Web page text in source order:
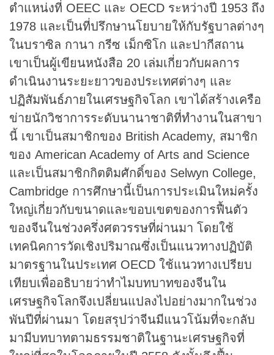
ตำแหน่งที่ OEEC และ OECD ระหว่างปี 1953 ถึง
1978 และเป็นที่ปรึกษานโยบายให้กับรัฐบาลต่างๆ
ในบราซิล กานา กรีซ เม็กซิโก และปากีสถาน
เขาเป็นผู้เขียนหนังสือ 20 เล่มเกี่ยวกับผลการ
ดำเนินงานระยะยาวของประเทศต่างๆ และ
ปฏิสัมพันธ์ภายในเศรษฐกิจโลก เขาได้สร้างเครือ
ข่ายนักวิชาการระดับนานาชาติที่ทำงานในสาขา
นี้ เขาเป็นสมาชิกของ British Academy, สมาชิก
ของ American Academy of Arts and Science
และเป็นสมาชิกกิตติมศักดิ์ของ Selwyn College,
Cambridge การศึกษานี้เป็นการประเมินใหม่ครั้ง
ใหญ่เกี่ยวกับขนาดและขอบเขตของการฟื้นตัว
ของจีนในช่วงครึ่งศตวรรษที่ผ่านมา โดยใช้
เทคนิคการวัดเชิงปริมาณซึ่งเป็นแนวทางปฏิบัติ
มาตรฐานในประเทศ OECD ใช้แนวทางเปรียบ
เทียบเพื่ออธิบายว่าทำไมบทบาทของจีนใน
เศรษฐกิจโลกจึงเปลี่ยนแปลงไปอย่างมากในช่วง
พันปีที่ผ่านมา โดยสรุปว่าจีนมีแนวโน้มที่จะกลับ
มามีบทบาทตามธรรมชาติในฐานะเศรษฐกิจที่